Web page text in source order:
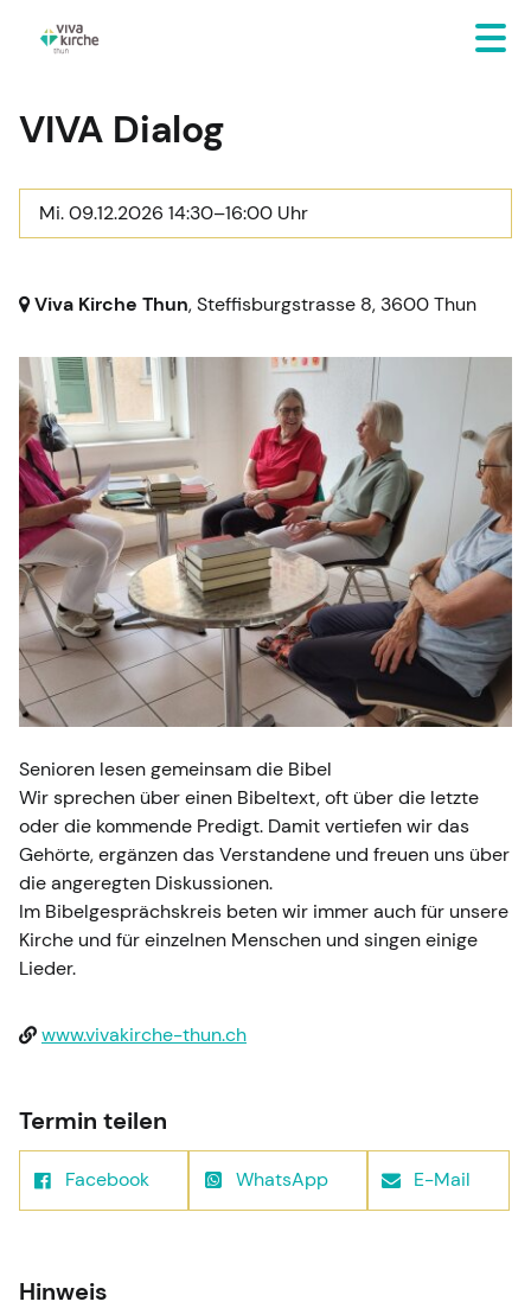
VIVA Dialog
Mi. 09.12.2026 14:30–16:00 Uhr
Viva Kirche Thun, Steffisburgstrasse 8, 3600 Thun
Senioren lesen gemeinsam die Bibel
Wir sprechen über einen Bibeltext, oft über die letzte
oder die kommende Predigt. Damit vertiefen wir das
Gehörte, ergänzen das Verstandene und freuen uns über
die angeregten Diskussionen.
Im Bibelgesprächskreis beten wir immer auch für unsere
Kirche und für einzelnen Menschen und singen einige
Lieder.
www.vivakirche-thun.ch
Termin teilen
Facebook WhatsApp E-Mail
Hinweis